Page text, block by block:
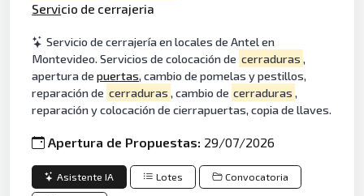
Servicio de cerrajeria
Servicio de cerrajería en locales de Antel en
Montevideo. Servicios de colocación de cerraduras ,
apertura depuertas, cambio de pomelas y pestillos,
reparación de cerraduras , cambio de cerraduras ,
reparación y colocación de cierrapuertas, copia de llaves.
Apertura de Propuestas: 29/07/2026
Asistente IA Lotes Convocatoria